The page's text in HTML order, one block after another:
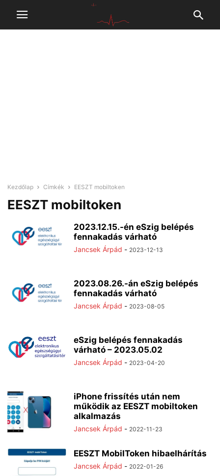
Kezdőlap Címkék EESZT mobiltoken
EESZT mobiltoken
2023.12.15.-én eSzig belépés
fennakadás várható
Jancsek Árpád - 2023-12-13
2023.08.26.-án eSzig belépés
fennakadás várható
Jancsek Árpád - 2023-08-05
eSzig belépés fennakadás
várható – 2023.05.02
Jancsek Árpád - 2023-04-20
iPhone frissítés után nem
működik az EESZT mobiltoken
alkalmazás
Jancsek Árpád - 2022-11-23
EESZT MobilToken hibaelhárítás
Jancsek Árpád - 2022-01-26